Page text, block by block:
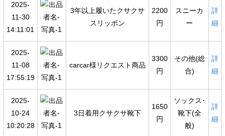
2025-
11-30
14:11:01
3年以上履いたクサクサ
スリッポン
2200
円
スニーカ
ー
詳
細
2025-
11-08
17:55:19
carcar様リクエスト商品
3300
円
その他(総
合)
詳
細
2025-
10-24
10:20:28
3日着用クサクサ靴下
1650
円
ソックス･
靴下(全
般)
詳
細